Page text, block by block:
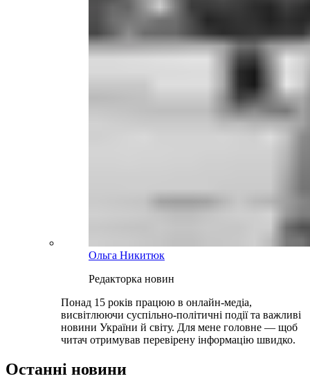
Ольга Никитюк
Редакторка новин
Понад 15 років працюю в онлайн-медіа,
висвітлюючи суспільно-політичні події та важливі
новини України й світу. Для мене головне — щоб
читач отримував перевірену інформацію швидко.
Останні новини